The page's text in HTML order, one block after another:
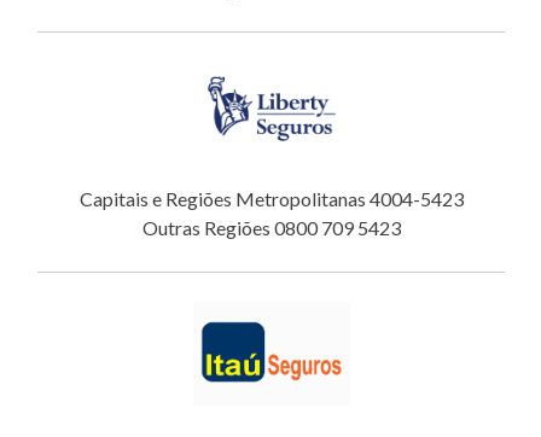
Capitais e Regiões Metropolitanas 4004-5423
Outras Regiões 0800 709 5423